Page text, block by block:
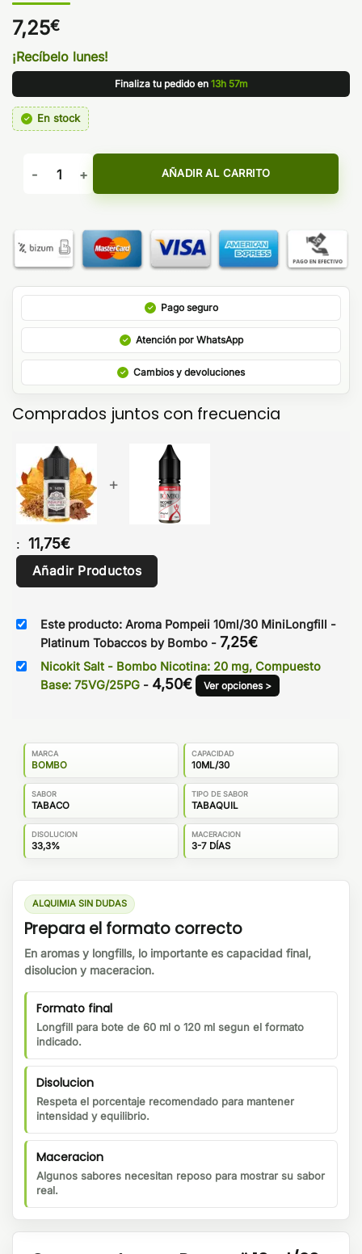
7,25€
¡Recíbelo lunes!
Finaliza tu pedido en 13h 57m
En stock
Aroma Pompeii 10ml/30 MiniLongfill - Platinum Tobaccos
AÑADIR AL CARRITO
Pago seguro
Atención por WhatsApp
Cambios y devoluciones
Comprados juntos con frecuencia
+
: 11,75€
Añadir Productos
Este producto: Aroma Pompeii 10ml/30 MiniLongfill -
Platinum Tobaccos by Bombo - 7,25€
Nicokit Salt - Bombo Nicotina: 20 mg, Compuesto
Base: 75VG/25PG - 4,50€ Ver opciones >
MARCA
BOMBO
CAPACIDAD
10ML/30
SABOR
TABACO
TIPO DE SABOR
TABAQUIL
DISOLUCION
33,3%
MACERACION
3-7 DÍAS
ALQUIMIA SIN DUDAS
Prepara el formato correcto
En aromas y longfills, lo importante es capacidad final,
disolucion y maceracion.
Formato final
Longfill para bote de 60 ml o 120 ml segun el formato
indicado.
Disolucion
Respeta el porcentaje recomendado para mantener
intensidad y equilibrio.
Maceracion
Algunos sabores necesitan reposo para mostrar su sabor
real.